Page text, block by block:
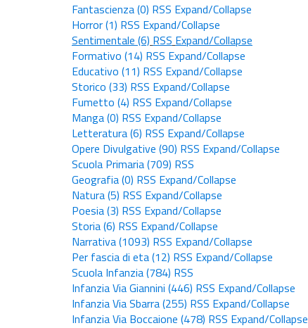
Fantascienza(0) RSS Expand/Collapse
Horror(1) RSS Expand/Collapse
Sentimentale (6) RSS Expand/Collapse
Formativo (14) RSS Expand/Collapse
Educativo (11) RSS Expand/Collapse
Storico (33) RSS Expand/Collapse
Fumetto (4) RSS Expand/Collapse
Manga(0) RSS Expand/Collapse
Letteratura(6) RSS Expand/Collapse
Opere Divulgative (90) RSS Expand/Collapse
Scuola Primaria(709) RSS
Geografia(0) RSS Expand/Collapse
Natura(5) RSS Expand/Collapse
Poesia(3) RSS Expand/Collapse
Storia(6) RSS Expand/Collapse
Narrativa(1093) RSS Expand/Collapse
Per fascia di eta(12) RSS Expand/Collapse
Scuola Infanzia(784) RSS
Infanzia Via Giannini (446) RSS Expand/Collapse
Infanzia Via Sbarra(255) RSS Expand/Collapse
Infanzia Via Boccaione (478) RSS Expand/Collapse